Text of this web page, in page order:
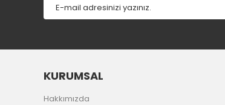
KURUMSAL
Hakkımızda